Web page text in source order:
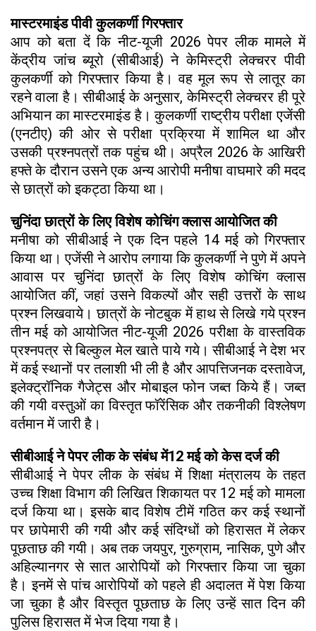
मास्टरमाइंड पीवी कुलकर्णी गिरफ्तार
आप को बता दें कि नीट-यूजी 2026 पेपर लीक मामले में
केंद्रीय जांच ब्यूरो (सीबीआई) ने केमिस्ट्री लेक्चरर पीवी
कुलकर्णी को गिरफ्तार किया है। वह मूल रूप से लातूर का
रहने वाला है। सीबीआई के अनुसार, केमिस्ट्री लेक्चरर ही पूरे
अभियान का मास्टरमाइंड है। कुलकर्णी राष्ट्रीय परीक्षा एजेंसी
(एनटीए) की ओर से परीक्षा प्रक्रिया में शामिल था और
उसकी प्रश्नपत्रों तक पहुंच थी। अप्रैल 2026 के आखिरी
हफ्ते के दौरान उसने एक अन्य आरोपी मनीषा वाघमारे की मदद
से छात्रों को इकट्ठा किया था।
चुनिंदा छात्रों के लिए विशेष कोचिंग क्लास आयोजित की
मनीषा को सीबीआई ने एक दिन पहले 14 मई को गिरफ्तार
किया था। एजेंसी ने आरोप लगाया कि कुलकर्णी ने पुणे में अपने
आवास पर चुनिंदा छात्रों के लिए विशेष कोचिंग क्लास
आयोजित कीं, जहां उसने विकल्पों और सही उत्तरों के साथ
प्रश्न लिखवाये। छात्रों के नोटबुक में हाथ से लिखे गये प्रश्न
तीन मई को आयोजित नीट-यूजी 2026 परीक्षा के वास्तविक
प्रश्नपत्र से बिल्कुल मेल खाते पाये गये। सीबीआई ने देश भर
में कई स्थानों पर तलाशी भी ली है और आपत्तिजनक दस्तावेज,
इलेक्ट्रॉनिक गैजेट्स और मोबाइल फोन जब्त किये हैं। जब्त
की गयी वस्तुओं का विस्तृत फॉरेंसिक और तकनीकी विश्लेषण
वर्तमान में जारी है।
सीबीआई ने पेपर लीक के संबंध में12 मई को केस दर्ज की
सीबीआई ने पेपर लीक के संबंध में शिक्षा मंत्रालय के तहत
उच्च शिक्षा विभाग की लिखित शिकायत पर 12 मई को मामला
दर्ज किया था। इसके बाद विशेष टीमें गठित कर कई स्थानों
पर छापेमारी की गयी और कई संदिग्धों को हिरासत में लेकर
पूछताछ की गयी। अब तक जयपुर, गुरुग्राम, नासिक, पुणे और
अहिल्यानगर से सात आरोपियों को गिरफ्तार किया जा चुका
है। इनमें से पांच आरोपियों को पहले ही अदालत में पेश किया
जा चुका है और विस्तृत पूछताछ के लिए उन्हें सात दिन की
पुलिस हिरासत में भेज दिया गया है।